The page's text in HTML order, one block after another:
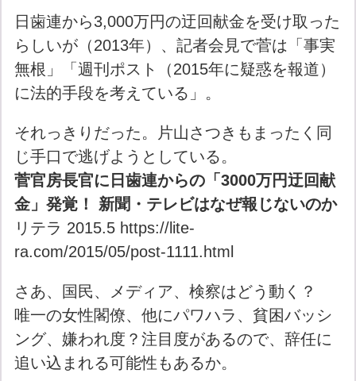
日歯連から3,000万円の迂回献金を受け取った
らしいが（2013年）、記者会見で菅は「事実
無根」「週刊ポスト（2015年に疑惑を報道）
に法的手段を考えている」。
それっきりだった。片山さつきもまったく同
じ手口で逃げようとしている。
菅官房長官に日歯連からの「3000万円迂回献
金」発覚！ 新聞・テレビはなぜ報じないのか
リテラ 2015.5 https://lite-
ra.com/2015/05/post-1111.html
さあ、国民、メディア、検察はどう動く？
唯一の女性閣僚、他にパワハラ、貧困バッシ
ング、嫌われ度？注目度があるので、辞任に
追い込まれる可能性もあるか。